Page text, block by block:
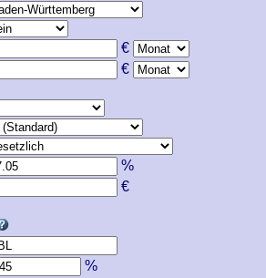
€
€
%
€
%